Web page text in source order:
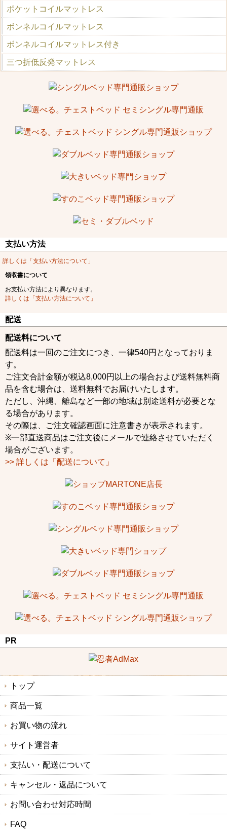
ポケットコイルマットレス
ボンネルコイルマットレス
ボンネルコイルマットレス付き
三つ折低反発マットレス
支払い方法
詳しくは「支払い方法について」
領収書について
お支払い方法により異なります。
詳しくは「支払い方法について」
配送
配送料について
配送料は一回のご注文につき、一律540円となっておりま
す。
ご注文合計金額が税込8,000円以上の場合および送料無料商
品を含む場合は、送料無料でお届けいたします。
ただし、沖縄、離島など一部の地域は別途送料が必要とな
る場合があります。
その際は、ご注文確認画面に注意書きが表示されます。
※一部直送商品はご注文後にメールで連絡させていただく
場合がございます。
>> 詳しくは「配送について」
PR
トップ
商品一覧
お買い物の流れ
サイト運営者
支払い・配送について
キャンセル・返品について
お問い合わせ対応時間
FAQ